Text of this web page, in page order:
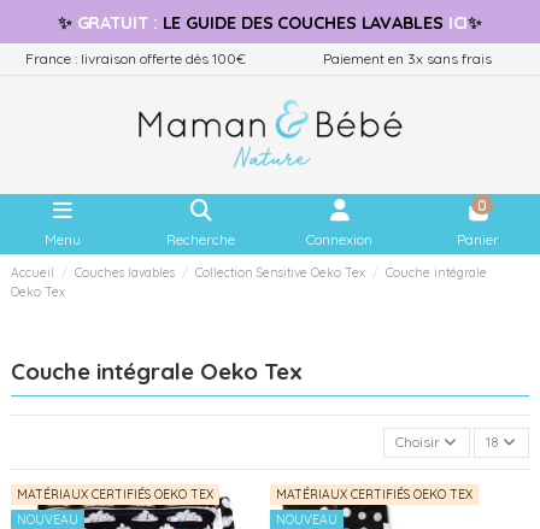
✨ GRATUIT: LE GUIDE DES COUCHES LAVABLES ICI✨
France : livraison offerte dès 100€ Paiement en 3x sans frais
Menu Recherche Connexion
0
Panier
Accueil Couches lavables Collection Sensitive Oeko Tex
Couche intégrale
Oeko Tex
Couche intégrale Oeko Tex
Choisir 18
MATÉRIAUX CERTIFIÉS OEKO TEX
NOUVEAU
MATÉRIAUX CERTIFIÉS OEKO TEX
NOUVEAU